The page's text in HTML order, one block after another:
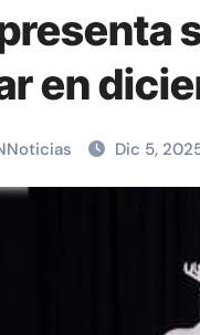
en
Dic 5,